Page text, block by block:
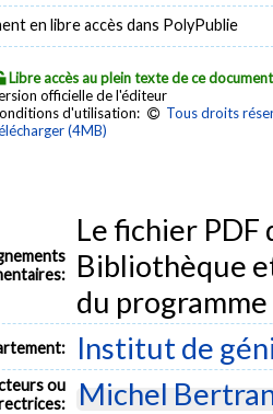
en libre accès dans PolyPublie
Libre accès au plein texte de ce document
officielle de l'éditeur
d'utilisation:
Tous droits
(4MB)
Le fichier
Bibliothèque
du programme
Institut de
ou
Michel